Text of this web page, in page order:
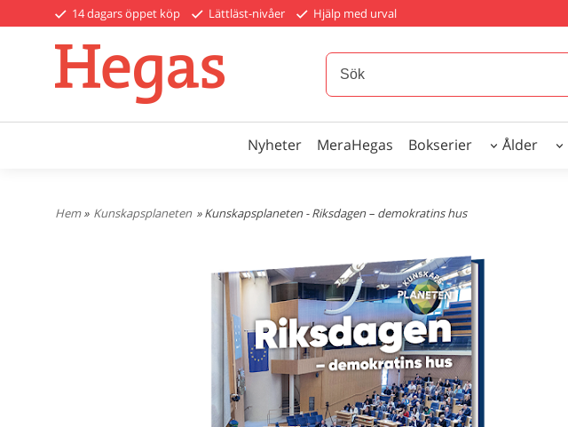
14 dagars öppet köp Lättläst-nivåer Hjälp med urval
Nyheter MeraHegas Bokserier Ålder
Hem» Kunskapsplaneten » Kunskapsplaneten - Riksdagen – demokratins hus